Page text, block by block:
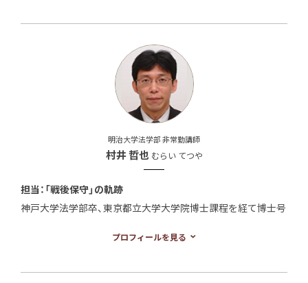
（共編著）、「『政権交代』とは何だったのか、どう失敗したのか
―民主党とリベラリズムの来し方と行く末」『世界』（2012年9
月号）、『戦後日本の国家保守主義—内務・自治官僚の軌跡』、
『右傾化する日本政治』など。
明治大学法学部 非常勤講師
村井 哲也 むらい てつや
担当：「戦後保守」の軌跡
神戸大学法学部卒、東京都立大学大学院博士課程を経て博士号
に首相のリーダーシップや政官関係を交えた意思決定システ
プロフィールを見る